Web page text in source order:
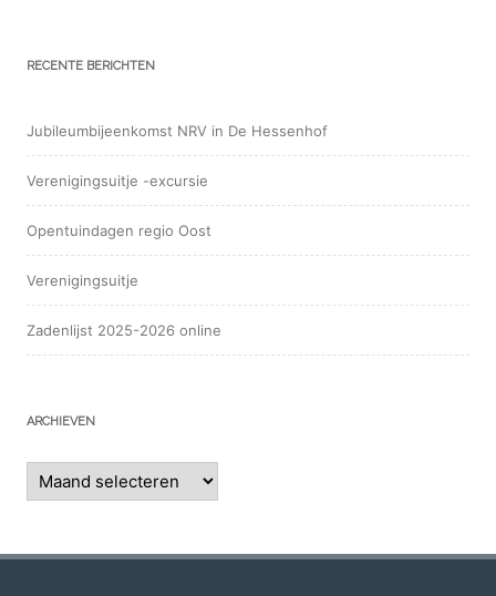
RECENTE BERICHTEN
Jubileumbijeenkomst NRV in De Hessenhof
Verenigingsuitje -excursie
Opentuindagen regio Oost
Verenigingsuitje
Zadenlijst 2025-2026 online
ARCHIEVEN